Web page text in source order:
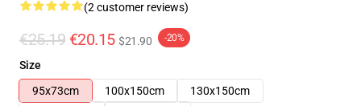
(2 customer reviews)
€25.19 €20.15 $21.90 -20%
Size
95x73cm
100x150cm
130x150cm